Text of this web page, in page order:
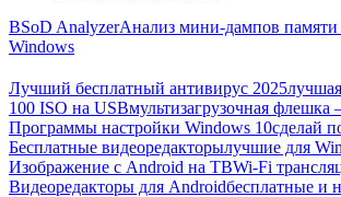
BSoD AnalyzerАнализ мини-дампов памяти
Windows
Лучший бесплатный антивирус 2025
100 ISO на USBмультизагрузочная флешка
Программы настройки Windows 10сделай
Бесплатные видеоредакторылучшие для
Изображение с Android на ТВWi-Fi
Видеоредакторы для Androidбесплатные и